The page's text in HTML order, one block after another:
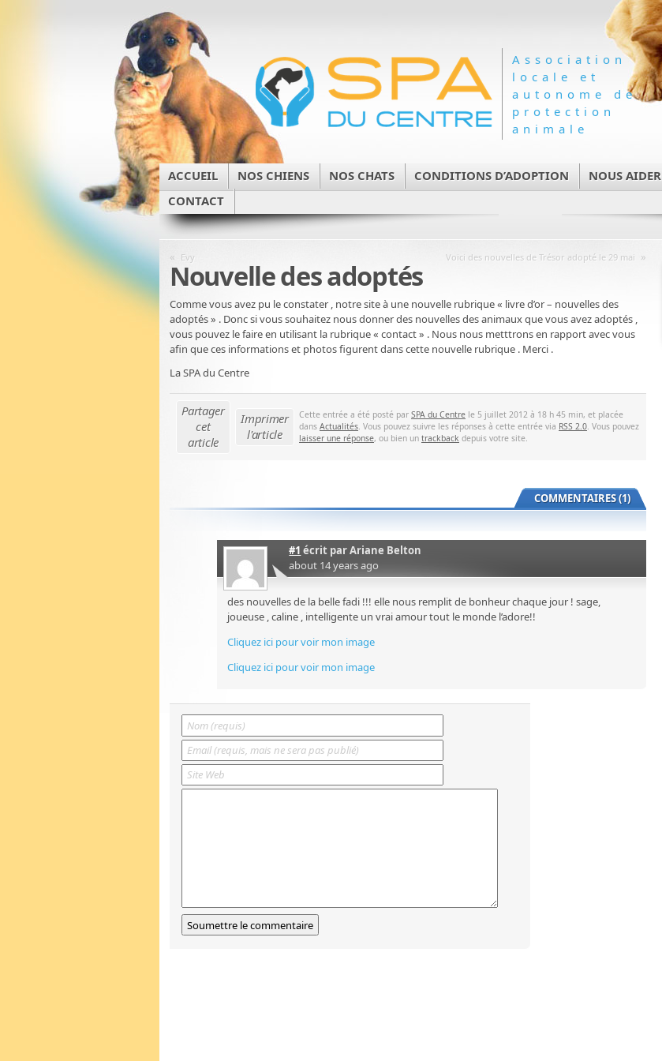
Association
locale et
autonome de
protection
animale
ACCUEIL NOS CHIENS NOS CHATS CONDITIONS D’ADOPTION NOUS AIDER
CONTACT
« Evy Voici des nouvelles de Trésor adopté le 29 mai »
Nouvelle des adoptés
Comme vous avez pu le constater , notre site à une nouvelle rubrique « livre d’or – nouvelles des
adoptés » . Donc si vous souhaitez nous donner des nouvelles des animaux que vous avez adoptés ,
vous pouvez le faire en utilisant la rubrique « contact » . Nous nous metttrons en rapport avec vous
afin que ces informations et photos figurent dans cette nouvelle rubrique . Merci .
La SPA du Centre
Partager
cet
article
Imprimer
l'article
Cette entrée a été posté par SPA du Centre le 5 juillet 2012 à 18 h 45 min, et placée
dans Actualités. Vous pouvez suivre les réponses à cette entrée via RSS 2.0. Vous pouvez
laisser une réponse, ou bien un trackback depuis votre site.
COMMENTAIRES (1)
#1 écrit parAriane Belton
about 14 years ago
des nouvelles de la belle fadi !!! elle nous remplit de bonheur chaque jour ! sage,
joueuse , caline , intelligente un vrai amour tout le monde l’adore!!
Cliquez ici pour voir mon image
Cliquez ici pour voir mon image